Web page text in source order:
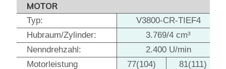
MOTOR
Typ:
V3800-CR-TIEF4
Hubraum/Zylinder:
3.769/4 cm³
Nenndrehzahl:
2.400 U/min
Motorleistung
77(104) 81(111)